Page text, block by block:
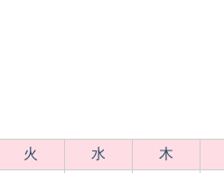
火 水 木